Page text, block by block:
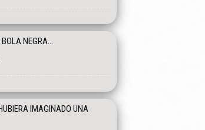
NEGRA…
IMAGINADO UNA